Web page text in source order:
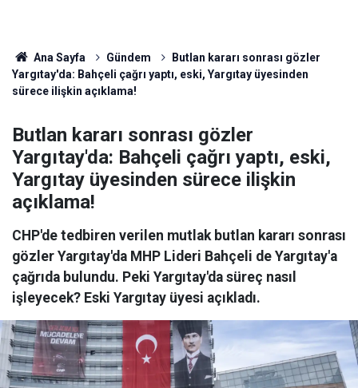
Ana Sayfa Gündem
Butlan kararı sonrası gözler
Yargıtay'da: Bahçeli çağrı yaptı, eski, Yargıtay üyesinden
sürece ilişkin açıklama!
Butlan kararı sonrası gözler
Yargıtay'da: Bahçeli çağrı yaptı, eski,
Yargıtay üyesinden sürece ilişkin
açıklama!
CHP'de tedbiren verilen mutlak butlan kararı sonrası
gözler Yargıtay'da MHP Lideri Bahçeli de Yargıtay'a
çağrıda bulundu. Peki Yargıtay'da süreç nasıl
işleyecek? Eski Yargıtay üyesi açıkladı.